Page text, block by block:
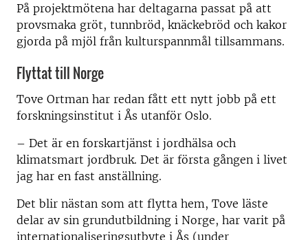
På projektmötena har deltagarna passat på att
provsmaka gröt, tunnbröd, knäckebröd och kakor
gjorda på mjöl från kulturspannmål tillsammans.
Flyttat till Norge
Tove Ortman har redan fått ett nytt jobb på ett
forskningsinstitut i Ås utanför Oslo.
– Det är en forskartjänst i jordhälsa och
klimatsmart jordbruk. Det är första gången i livet
jag har en fast anställning.
Det blir nästan som att flytta hem, Tove läste
delar av sin grundutbildning i Norge, har varit på
internationaliseringsutbyte i Ås (under